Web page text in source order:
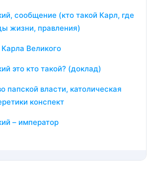
сообщение (кто такой Карл, где
жизни, правления)
Великого
это кто такой? (доклад)
папской власти, католическая
конспект
– император